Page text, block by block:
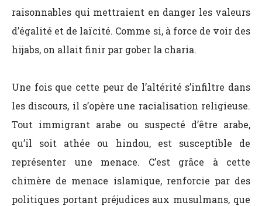
raisonnables qui mettraient en danger les valeurs
d’égalité et de laïcité. Comme si, à force de voir des
hijabs, on allait finir par gober la charia.
Une fois que cette peur de l’altérité s’infiltre dans
les discours, il s’opère une racialisation religieuse.
Tout immigrant arabe ou suspecté d’être arabe,
qu’il soit athée ou hindou, est susceptible de
représenter une menace. C’est grâce à cette
chimère de menace islamique, renforcie par des
politiques portant préjudices aux musulmans, que